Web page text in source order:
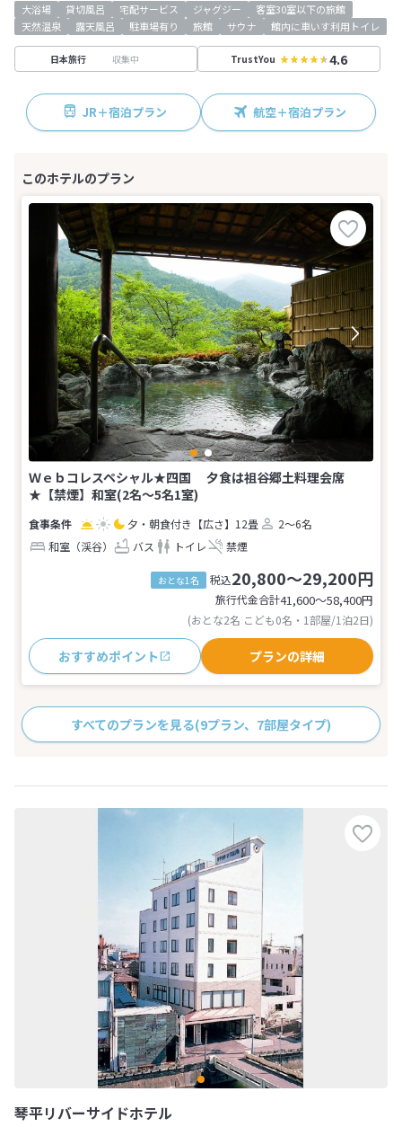
大浴場 貸切風呂 宅配サービス ジャグジー
客室30室以下の旅館
天然温泉
露天風呂 駐車場有り 旅館 サウナ 館内に車いす利用トイレ
日本旅行 収集中 TrustYou 4.6
JR＋宿泊プラン 航空＋宿泊プラン
Ｗｅｂコレスペシャル★四国 夕食は祖谷郷土料理会席
★【禁煙】和室(2名～5名1室)
夕・朝食付き 【広さ】12畳
2～6名
和室（渓谷）
バス トイレ 禁煙
おとな1名 税込20,800～29,200円
旅行代金合計41,600〜58,400円
(おとな2名 こども0名・1部屋/1泊2日)
おすすめポイント プランの詳細
すべてのプランを見る(9プラン、7部屋タイプ)
琴平リバーサイドホテル